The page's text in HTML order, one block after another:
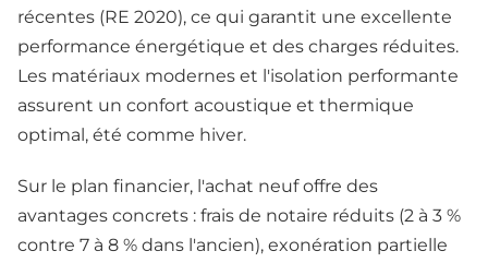
récentes (RE 2020), ce qui garantit une excellente
performance énergétique et des charges réduites.
Les matériaux modernes et l'isolation performante
assurent un confort acoustique et thermique
optimal, été comme hiver.
Sur le plan financier, l'achat neuf offre des
avantages concrets : frais de notaire réduits (2 à 3 %
contre 7 à 8 % dans l'ancien), exonération partielle